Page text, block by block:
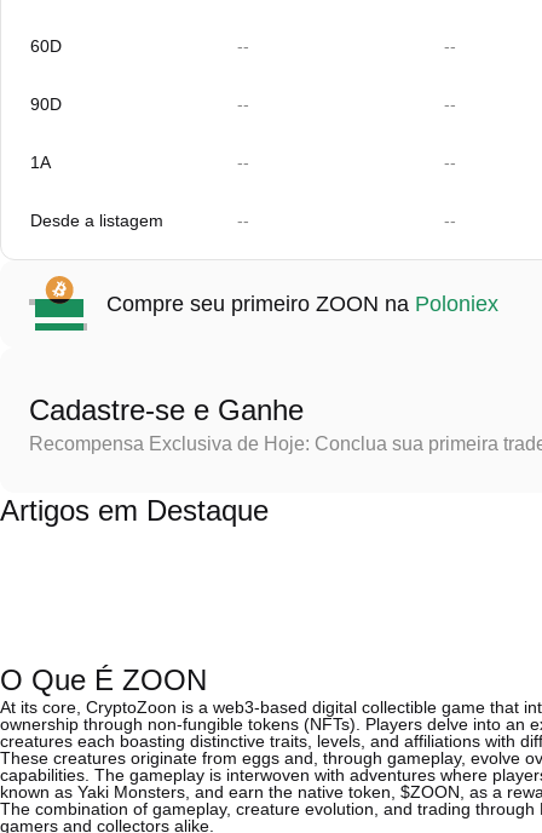
60D -- --
90D -- --
1A -- --
Desde a listagem -- --
Compre seu primeiro ZOON na Poloniex
Cadastre-se e Ganhe
Recompensa Exclusiva de Hoje: Conclua sua primeira
Artigos em Destaque
O Que É ZOON
At its core, CryptoZoon is a web3-based digital collectible game that
ownership through non-fungible tokens (NFTs). Players delve into an
creatures each boasting distinctive traits, levels, and affiliations with
These creatures originate from eggs and, through gameplay, evolve
capabilities. The gameplay is interwoven with adventures where
known as Yaki Monsters, and earn the native token, $ZOON, as a
The combination of gameplay, creature evolution, and trading
gamers and collectors alike.